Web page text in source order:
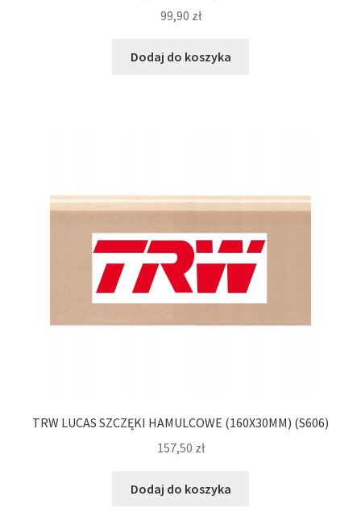
99,90 zł
Dodaj do koszyka
TRW LUCAS SZCZĘKI HAMULCOWE (160X30MM) (S606)
157,50 zł
Dodaj do koszyka